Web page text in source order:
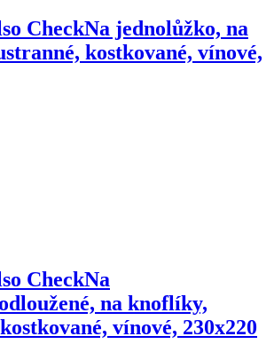
CheckNa jednolůžko, na
kostkované, vínové,
CheckNa
na knoflíky,
vínové, 230x220